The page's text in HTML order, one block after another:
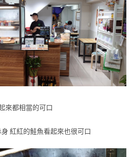
來都相當的可口
紅紅的鮭魚看起來也很可口